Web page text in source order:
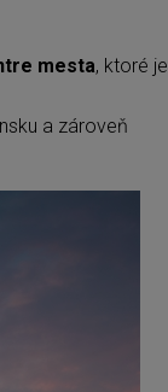
mesta, ktoré je
a zároveň